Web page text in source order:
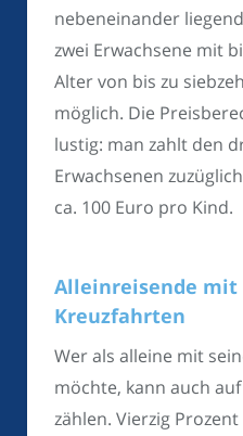
nebeneinander
zwei Erwachsene mit
Alter von bis zu
möglich. Die
lustig: man zahlt den
Erwachsenen
ca. 100 Euro pro Kind.
Alleinreisende mit
Kreuzfahrten
Wer als alleine mit
möchte, kann auch
zählen. Vierzig